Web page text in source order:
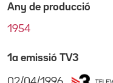
Any de producció
1954
1a emissió TV3